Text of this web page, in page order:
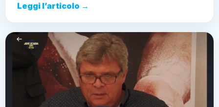
Leggi l’articolo →